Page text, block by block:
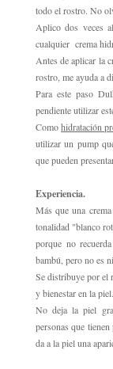
todo el rostro. No
Aplico dos veces
cualquier crema
Antes de aplicar la
rostro, me ayuda a
Para este paso
pendiente utilizar
Comohidratación
utilizar un pump
que pueden
Experiencia.
Más que una
tonalidad "blanco
porque no
bambú, pero no es
Se distribuye por el
y bienestar en la piel.
No deja la piel
personas que
da a la piel una